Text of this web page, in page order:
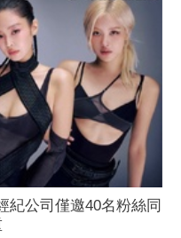
紀公司僅邀40名粉絲同